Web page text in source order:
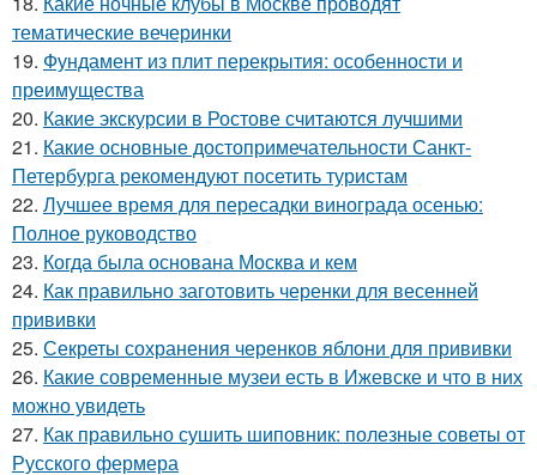
тематические вечеринки
19. Фундамент из плит перекрытия: особенности и
преимущества
20. Какие экскурсии в Ростове считаются лучшими
21. Какие основные достопримечательности Санкт-
Петербурга рекомендуют посетить туристам
22. Лучшее время для пересадки винограда осенью:
Полное руководство
23. Когда была основана Москва и кем
24. Как правильно заготовить черенки для весенней
прививки
25. Секреты сохранения черенков яблони для прививки
26. Какие современные музеи есть в Ижевске и что в них
можно увидеть
27. Как правильно сушить шиповник: полезные советы от
Русского фермера